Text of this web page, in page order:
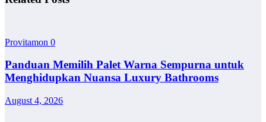
Provitamon 0
Panduan Memilih Palet Warna Sempurna untuk
Menghidupkan Nuansa Luxury Bathrooms
August 4, 2026